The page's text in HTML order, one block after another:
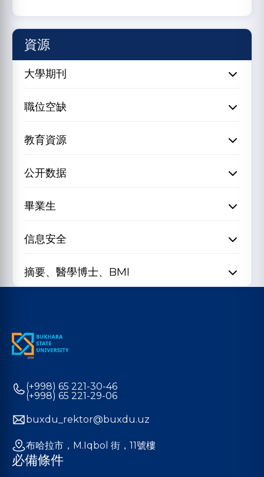
資源
大學期刊
職位空缺
教育資源
公开数据
畢業生
信息安全
摘要、醫學博士、BMI
(+998) 65 221-30-46
(+998) 65 221-29-06
buxdu_rektor@buxdu.uz
布哈拉市，M.Iqbol 街，11號樓
必備條件